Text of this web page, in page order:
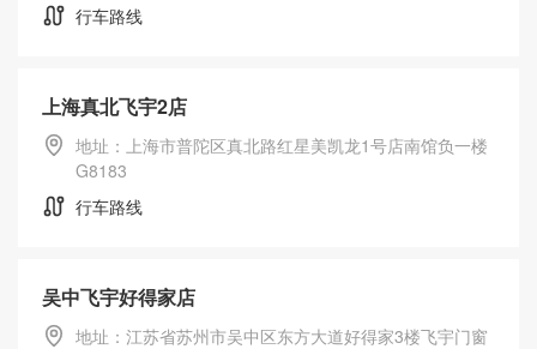
行车路线
上海真北飞宇2店
地址：上海市普陀区真北路红星美凯龙1号店南馆负一楼
G8183
行车路线
吴中飞宇好得家店
地址：江苏省苏州市吴中区东方大道好得家3楼飞宇门窗